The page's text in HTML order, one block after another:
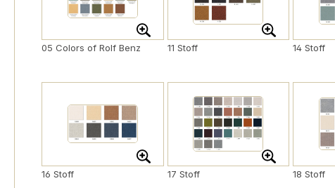
05 Colors of Rolf Benz 11 Stoff 14 Stoff
16 Stoff 17 Stoff 18 Stoff